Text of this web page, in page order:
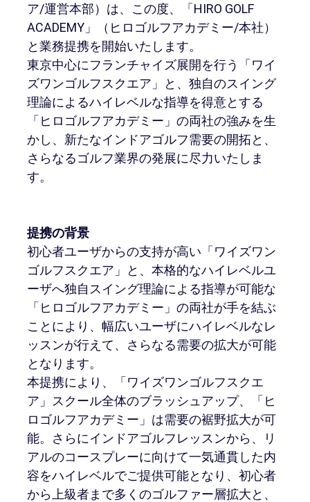
ア/運営本部）は、この度、「HIRO GOLF
ACADEMY」（ヒロゴルフアカデミー/本社）
と業務提携を開始いたします。
東京中心にフランチャイズ展開を行う「ワイ
ズワンゴルフスクエア」と、独自のスイング
理論によるハイレベルな指導を得意とする
「ヒロゴルフアカデミー」の両社の強みを生
かし、新たなインドアゴルフ需要の開拓と、
さらなるゴルフ業界の発展に尽力いたしま
す。
提携の背景
初心者ユーザからの支持が高い「ワイズワン
ゴルフスクエア」と、本格的なハイレベルユ
ーザへ独自スイング理論による指導が可能な
「ヒロゴルフアカデミー」の両社が手を結ぶ
ことにより、幅広いユーザにハイレベルなレ
ッスンが行えて、さらなる需要の拡大が可能
となります。
本提携により、「ワイズワンゴルフスクエ
ア」スクール全体のブラッシュアップ、「ヒ
ロゴルフアカデミー」は需要の裾野拡大が可
能。さらにインドアゴルフレッスンから、リ
アルのコースプレーに向けて一気通貫した内
容をハイレベルでご提供可能となり、初心者
から上級者まで多くのゴルファー層拡大と、